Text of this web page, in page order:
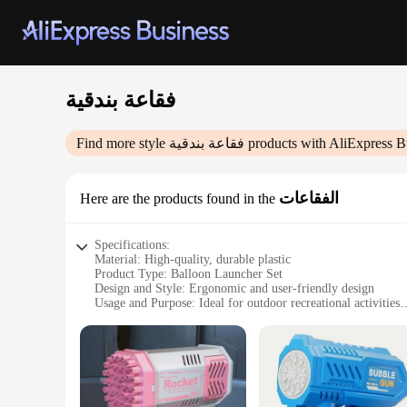
فقاعة بندقية
Find more style فقاعة بندقية products with AliExpress
Here are the products found in the الفقاعات
Specifications:
Material: High-quality, durable plastic
Product Type: Balloon Launcher Set
Design and Style: Ergonomic and user-friendly design
Usage and Purpose: Ideal for outdoor recreational activities
Parts and Accessories: Includes launcher, balloons, and
Features:
**Unleash the Fun with Ease**